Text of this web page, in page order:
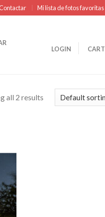
Mi lista de fotos favoritas
LOGIN
CART
all 2 results